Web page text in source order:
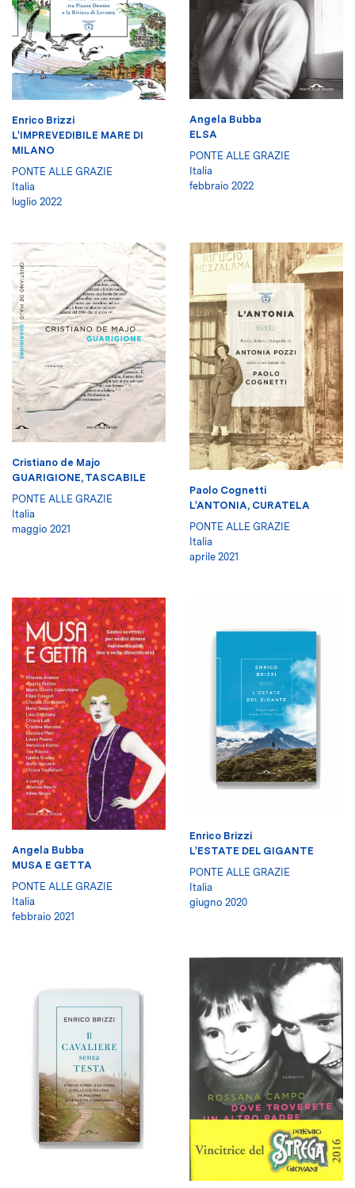
Enrico Brizzi
L'IMPREVEDIBILE MARE DI
MILANO
PONTE ALLE GRAZIE
Italia
luglio 2022
Angela Bubba
ELSA
PONTE ALLE GRAZIE
Italia
febbraio 2022
Cristiano de Majo
GUARIGIONE, TASCABILE
PONTE ALLE GRAZIE
Italia
maggio 2021
Paolo Cognetti
L'ANTONIA, CURATELA
PONTE ALLE GRAZIE
Italia
aprile 2021
Angela Bubba
MUSA E GETTA
PONTE ALLE GRAZIE
Italia
febbraio 2021
Enrico Brizzi
L'ESTATE DEL GIGANTE
PONTE ALLE GRAZIE
Italia
giugno 2020